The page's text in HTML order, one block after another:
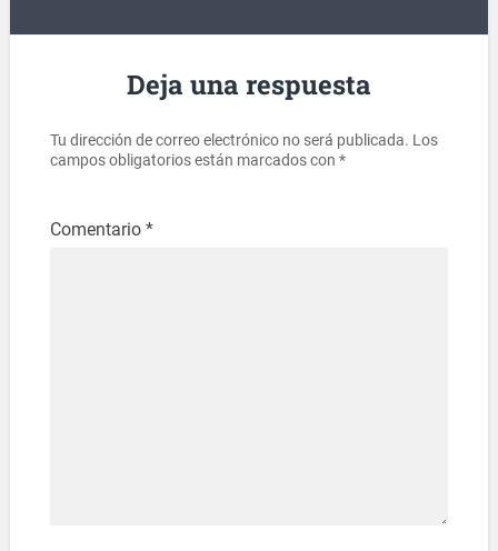
Deja una respuesta
Tu dirección de correo electrónico no será publicada. Los
campos obligatorios están marcados con *
Comentario *